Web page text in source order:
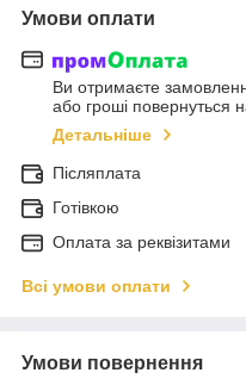
Умови оплати
Ви отримаєте
або гроші повернуться
Детальніше
Післяплата
Готівкою
Оплата за реквізитами
Всі умови оплати
Умови повернення